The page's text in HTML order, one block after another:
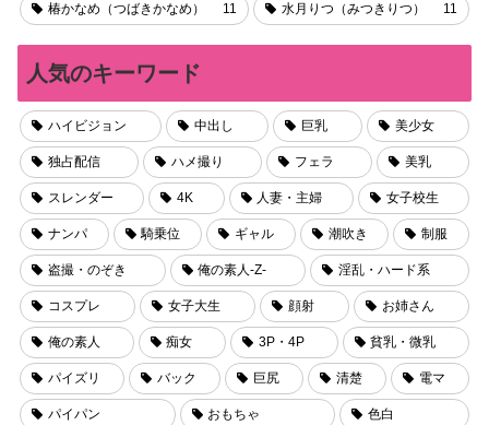
椿かなめ（つばきかなめ） 11 水月りつ（みつきりつ） 11
人気のキーワード
ハイビジョン 中出し 巨乳 美少女
独占配信 ハメ撮り フェラ 美乳
スレンダー 4K 人妻・主婦 女子校生
ナンパ 騎乗位 ギャル 潮吹き 制服
盗撮・のぞき 俺の素人-Z- 淫乱・ハード系
コスプレ 女子大生 顔射 お姉さん
俺の素人 痴女 3P・4P 貧乳・微乳
パイズリ バック 巨尻 清楚 電マ
パイパン おもちゃ 色白